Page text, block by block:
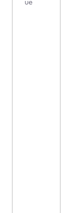
ue